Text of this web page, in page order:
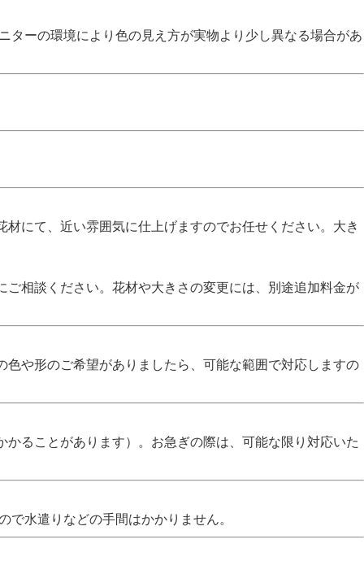
ーの環境により色の見え方が実物より少し異なる場合があ
にて、近い雰囲気に仕上げますのでお任せください。大き
相談ください。花材や大きさの変更には、別途追加料金が
や形のご希望がありましたら、可能な範囲で対応しますの
ることがあります）。お急ぎの際は、可能な限り対応いた
水遣りなどの手間はかかりません。